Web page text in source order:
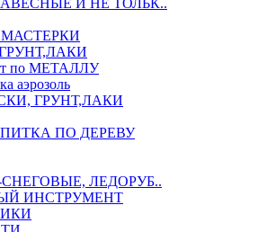
И НЕ ТОЛЬК..
по МЕТАЛЛУ
аэрозоль
ГРУНТ,ЛАКИ
ПО ДЕРЕВУ
ЛЕДОРУБ..
ИНСТРУМЕНТ